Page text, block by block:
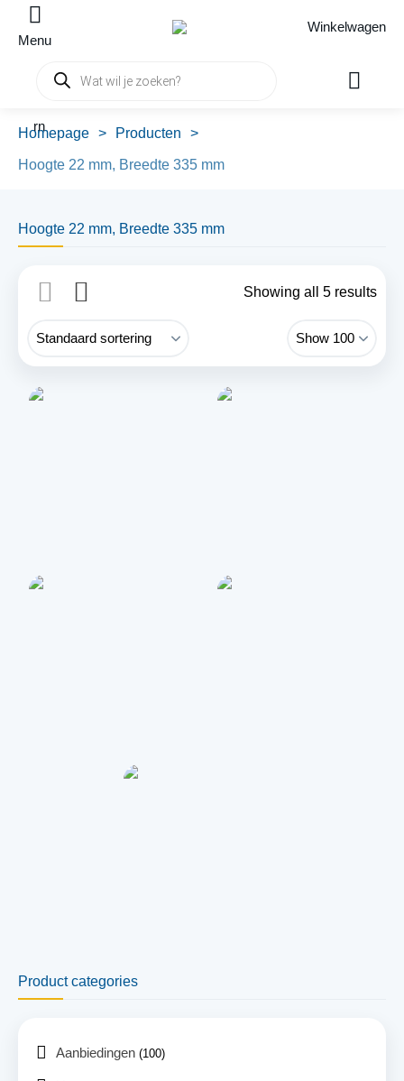
Menu
Winkelwagen
Producten
zoeken
rn
Homepage > Producten >
Hoogte 22 mm, Breedte 335 mm
Hoogte 22 mm, Breedte 335 mm
Showing all 5 results
Product categories
Aanbiedingen (100)